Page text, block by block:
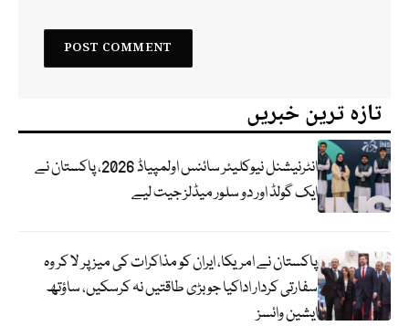
تازہ ترین خبریں
انٹرنیشنل نیوکلیئر سائنس اولمپیاڈ 2026، پاکستان نے
ایک گولڈ اور دو سلور میڈلز جیت لیے
پاکستان نے امریکا، ایران کو مذاکرات کی میز پر لا کر وہ
سفارتی کردار اداکیا جو بڑی طاقتیں نہ کرسکیں، ساؤتھ
ایشین وائسز